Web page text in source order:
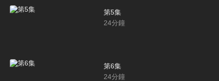
第5集
24分鐘
第6集
24分鐘